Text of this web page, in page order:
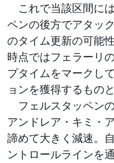
これで当該区間に
ペンの後方でアタッ
のタイム更新の可能
時点ではフェラーリ
プタイムをマークし
ョンを獲得するもの
フェルスタッペン
アンドレア・キミ・
諦めて大きく減速。
ントロールラインを